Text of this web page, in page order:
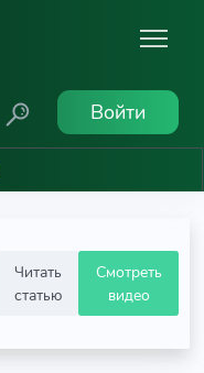
Войти
Читать
статью
Смотреть
видео